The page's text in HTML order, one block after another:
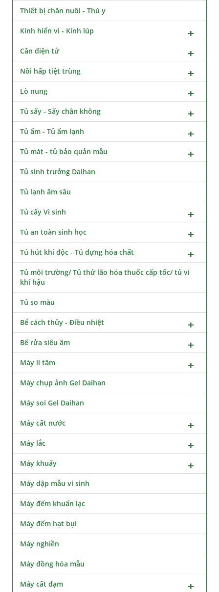
Thiết bị chăn nuôi - Thú y
Kính hiển vi - Kính lúp
Cân điện tử
Nồi hấp tiệt trùng
Lò nung
Tủ sấy - Sấy chân không
Tủ ấm - Tủ ấm lạnh
Tủ mát - tủ bảo quản mẫu
Tủ sinh trưởng Daihan
Tủ lạnh âm sâu
Tủ cấy Vi sinh
Tủ an toàn sinh học
Tủ hút khí độc - Tủ đựng hóa chất
Tủ môi trường/ Tủ thử lão hóa thuốc cấp tốc/ tủ vi
khí hậu
Tủ so màu
Bể cách thủy - Điều nhiệt
Bể rửa siêu âm
Máy li tâm
Máy chụp ảnh Gel Daihan
Máy soi Gel Daihan
Máy cất nước
Máy lắc
Máy khuấy
Máy dập mẫu vi sinh
Máy đếm khuẩn lạc
Máy đếm hạt bụi
Máy nghiền
Máy đồng hóa mẫu
Máy cất đạm